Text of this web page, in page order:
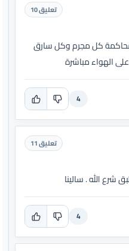
تعليق 10
كل مجرم وكل سارق
الهواء مباشرة
4
تعليق 11
شرع الله . سالينا
4